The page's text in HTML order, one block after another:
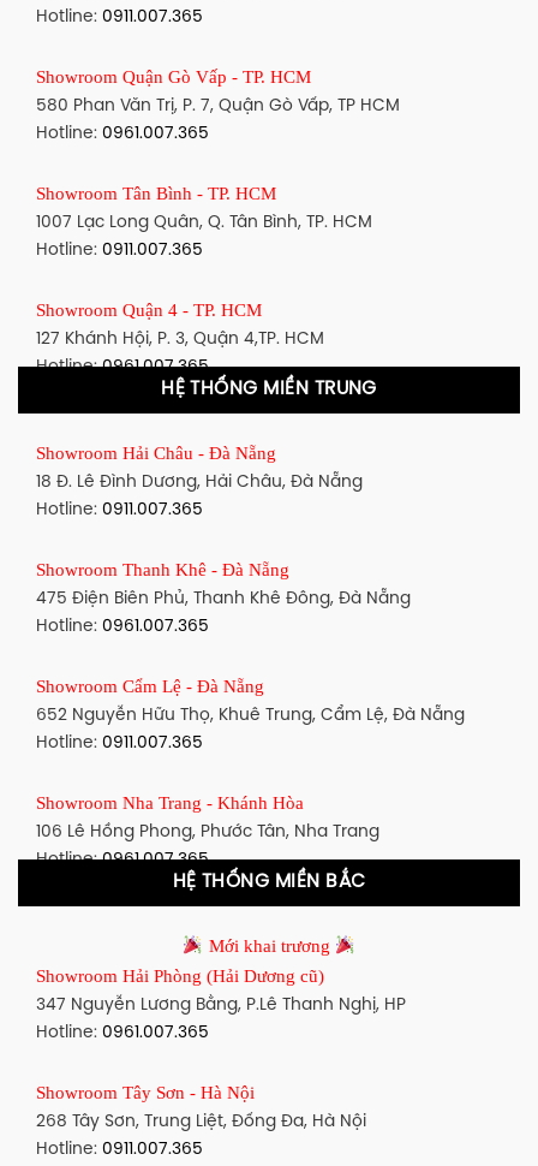
Hotline: 0911.007.365
Showroom Quận Gò Vấp - TP. HCM
580 Phan Văn Trị, P. 7, Quận Gò Vấp, TP HCM
Hotline: 0961.007.365
Showroom Tân Bình - TP. HCM
1007 Lạc Long Quân, Q. Tân Bình, TP. HCM
Hotline: 0911.007.365
Showroom Quận 4 - TP. HCM
127 Khánh Hội, P. 3, Quận 4,TP. HCM
Hotline:0961.007.365
1411 Đường 3/2, P. 16, Quận 11, TP. HCM
Hotline:0911.007.365
1448 Huỳnh Tấn Phát, Phú Thuận, Quận 7, TP HCM
Hotline:0961.007.365
348 Đ. Bạch Đằng, P. 14, Bình Thạnh, TP HCM
Hotline:0911.007.365
591 Hoàng Văn Thụ, P. 4, Tân Bình, TP HCM
Hotline:0961.007.365
Showroom Tân Bình 2 - TP. HCM
0911.007.365
Showroom Thuận An - Bình Dương
66 đường DT743, An Phú, Thuận An, Bình Dương
Showroom Biên Hòa - Đồng Nai
452 Nguyễn Ái Quốc, Tân Tiến, TP. Biên Hòa, Đồng Nai
HỆ THỐNG MIỀN TRUNG
Showroom Hải Châu - Đà Nẵng
18 Đ. Lê Đình Dương, Hải Châu, Đà Nẵng
Hotline: 0911.007.365
Showroom Thanh Khê - Đà Nẵng
475 Điện Biên Phủ, Thanh Khê Đông, Đà Nẵng
Hotline: 0961.007.365
Showroom Cẩm Lệ - Đà Nẵng
652 Nguyễn Hữu Thọ, Khuê Trung, Cẩm Lệ, Đà Nẵng
Hotline: 0911.007.365
Showroom Nha Trang - Khánh Hòa
106 Lê Hồng Phong, Phước Tân, Nha Trang
Hotline:0961.007.365
27-29 Nguyễn Sỹ Sách, Hưng Bình, TP Vinh, Nghệ An
Hotline:0911.007.365
Showroom Buôn Ma Thuột
Hotline:0961.007.365
Showroom Thanh Hóa
HỆ THỐNG MIỀN BẮC
Mới khai trương
Showroom Hải Phòng (Hải Dương cũ)
347 Nguyễn Lương Bằng, P.Lê Thanh Nghị, HP
Hotline: 0961.007.365
Showroom Tây Sơn - Hà Nội
268 Tây Sơn, Trung Liệt, Đống Đa, Hà Nội
Hotline: 0911.007.365